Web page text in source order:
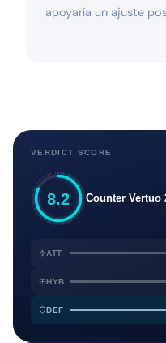
apoyaría un ajuste
VERDICT SCORE
8.2 Counter Vertuo
ATT
HYB
DEF